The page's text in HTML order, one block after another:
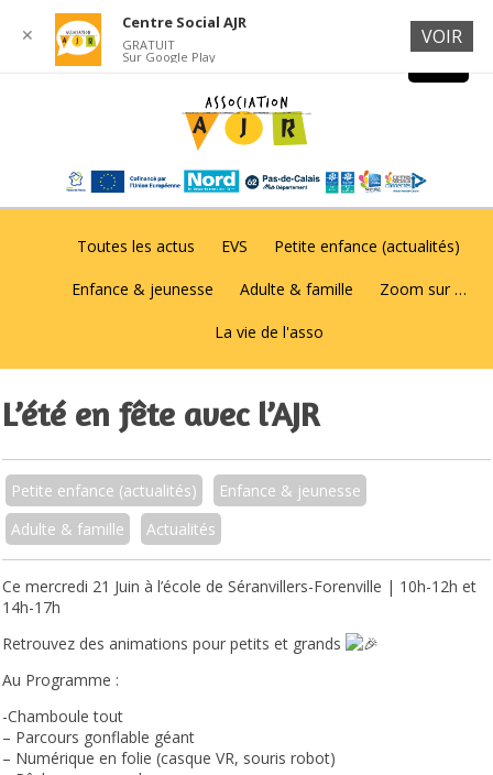
Toutes les actus EVS Petite enfance (actualités)
Enfance & jeunesse Adulte & famille Zoom sur …
La vie de l'asso
L’été en fête avec l’AJR
Petite enfance (actualités)
Enfance & jeunesse
Adulte & famille
Actualités
Ce mercredi 21 Juin à l’école de Séranvillers-Forenville | 10h-12h et
14h-17h
Retrouvez des animations pour petits et grands
Au Programme :
-Chamboule tout
– Parcours gonflable géant
– Numérique en folie (casque VR, souris robot)
✕
Centre Social AJR
GRATUIT
Sur Google Play
VOIR